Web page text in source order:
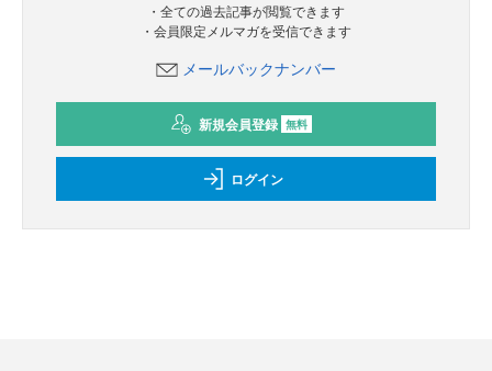
・全ての過去記事が閲覧できます
・会員限定メルマガを受信できます
メールバックナンバー
新規会員登録 無料
ログイン